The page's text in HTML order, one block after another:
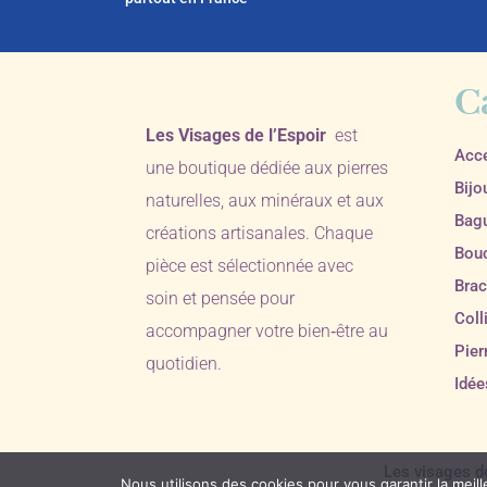
Les Visages de l’Espoir est
une boutique dédiée aux pierres
naturelles, aux minéraux et aux
créations artisanales. Chaque
pièce est sélectionnée avec
soin et pensée pour
accompagner votre bien‑être au
quotidien.